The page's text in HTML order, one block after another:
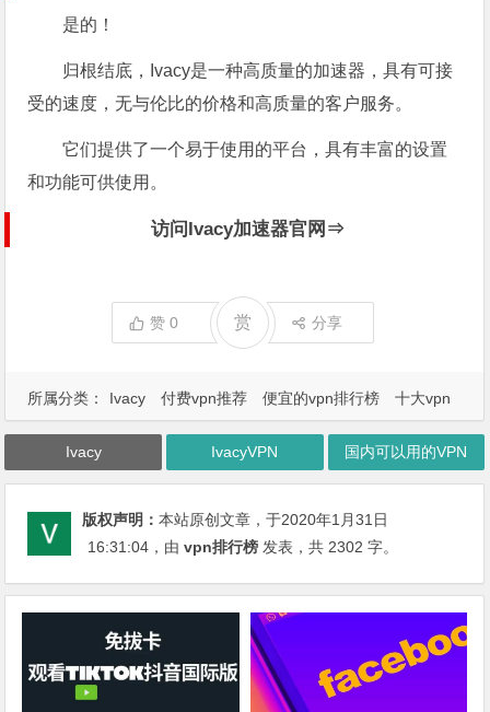
所属分类： Ivacy 付费vpn推荐 便宜的vpn排行榜
十大vpn
是的！
归根结底，Ivacy是一种高质量的加速器，具有可接
受的速度，无与伦比的价格和高质量的客户服务。
它们提供了一个易于使用的平台，具有丰富的设置
和功能可供使用。
访问Ivacy加速器官网⇒
赞0 赏 分享
Ivacy IvacyVPN 国内可以用的VPN
版权声明：本站原创文章，于2020年1月31日
16:31:04 ，由vpn排行榜 发表，共 2302 字。